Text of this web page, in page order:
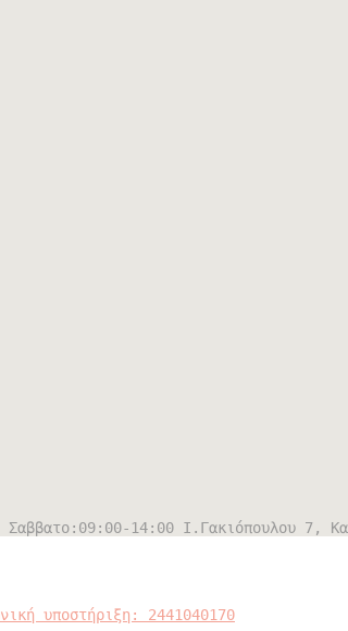
14:00 Ι.Γακιόπουλου 7,
υποστήριξη: 2441040170